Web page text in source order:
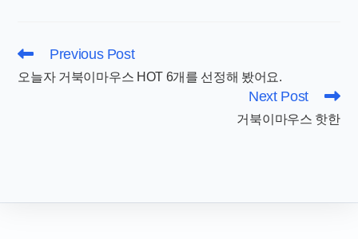
Read
articles
Previous Post
오늘자 거북이마우스 HOT 6개를 선정해 봤어요.
Next Post
거북이마우스 핫한